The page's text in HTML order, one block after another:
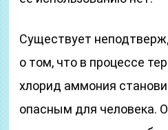
Существует
о том, что в процессе
хлорид аммония
опасным для человека.